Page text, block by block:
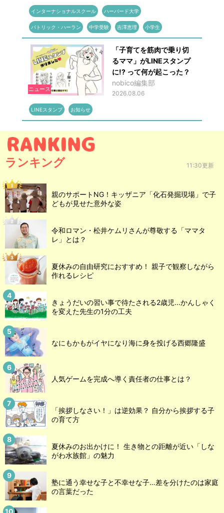
インターナショナルスクール ハーバード大学
パトリック・ハーラン 中学受験 吉澤恵理 小学生
ニュース
「子育てを筋肉で乗り切
るママ」がLINEスタンプ
に!? って何が起こった？
nobico編集部
2026.08.06
LINEスタンプ お知らせ
ランキング 11:30更新
親のサポートNG！キッザニア「化石発掘現場」で子
どもが見せた意外な姿
令和ロマン・松井ケムリさんが尊敬する「ママタ
レ」とは？
夏休みの自由研究におすすめ！ 親子で観察しながら
作れるレシピ
きょうだいの習い事で待たされる2歳児...かんしゃく
を変えた先生の1分の工夫
なにもかもがイヤになり海に身を投げる西郷隆盛
人気ゲームを完成へ導く責任者の仕事とは？
「挨拶しなさい！」は逆効果？ 自分から挨拶する子
の育て方
夏休みのお出かけに！ 生き物との距離が近い「しな
がわ水族館」の魅力
塾に通う幸せな子と不幸せな子…差を分けたのは家庭
の言葉だった